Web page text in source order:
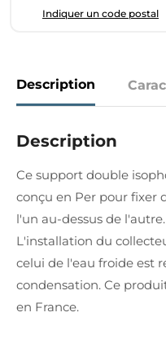
Indiquer un code postal
Description
Description
Ce support double
conçu en Per pour fixer
l'un au-dessus de
L'installation du
celui de l'eau froide est
condensation. Ce
en France.